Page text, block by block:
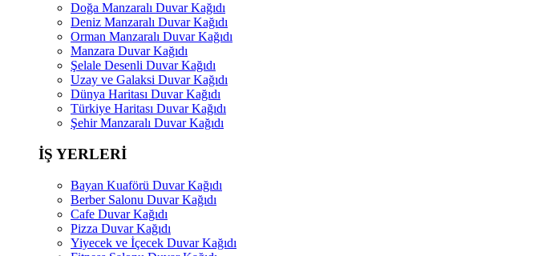
Doğa Manzaralı Duvar Kağıdı
Deniz Manzaralı Duvar Kağıdı
Orman Manzaralı Duvar Kağıdı
Manzara Duvar Kağıdı
Şelale Desenli Duvar Kağıdı
Uzay ve Galaksi Duvar Kağıdı
Dünya Haritası Duvar Kağıdı
Türkiye Haritası Duvar Kağıdı
Şehir Manzaralı Duvar Kağıdı
İŞ YERLERİ
Bayan Kuaförü Duvar Kağıdı
Berber Salonu Duvar Kağıdı
Cafe Duvar Kağıdı
Pizza Duvar Kağıdı
Yiyecek ve İçecek Duvar Kağıdı